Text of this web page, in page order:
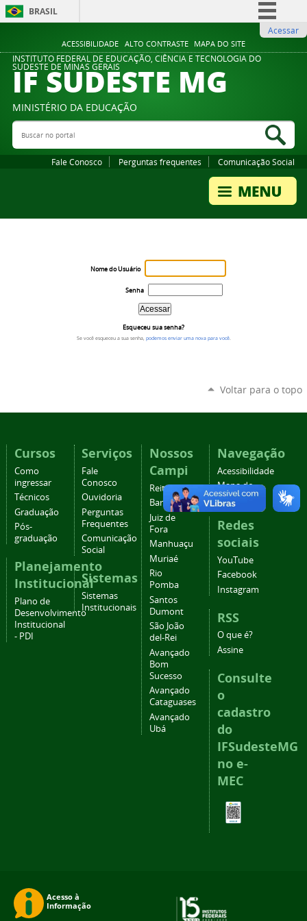
ACESSIBILIDADE ALTO CONTRASTE MAPA DO SITE
BRASIL
Comunica BR
Participe
Legislação
Acessar
INSTITUTO FEDERAL DE EDUCAÇÃO, CIÊNCIA E TECNOLOGIA DO
SUDESTE DE MINAS GERAIS
IF SUDESTE MG
MINISTÉRIO DA EDUCAÇÃO
Buscar no portal
Fale Conosco Perguntas frequentes Comunicação Social
Nome do Usuário
Senha
Esqueceu sua senha?
Se você esqueceu a sua senha, podemos enviar uma nova para você.
Voltar para o topo
Cursos
Como
ingressar
Técnicos
Graduação
Pós-
graduação
Planejamento
Institucional
Plano de
Desenvolvimento
Institucional
- PDI
Serviços
Fale
Conosco
Ouvidoria
Perguntas
Frequentes
Comunicação
Social
Sistemas
Sistemas
Institucionais
Nossos
Campi
Reitoria
Barbacena
Juiz de
Fora
Manhuaçu
Muriaé
Rio
Pomba
Santos
Dumont
São João
del-Rei
Avançado
Bom
Sucesso
Avançado
Cataguases
Avançado
Ubá
Navegação
Acessibilidade
Mapa do
site
Redes
sociais
YouTube
Facebook
Instagram
RSS
O que é?
Assine
Consulte
o
cadastro
do
IFSudesteMG
no e-
MEC